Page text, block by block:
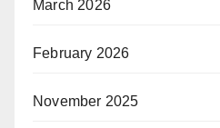
March 2026
February 2026
November 2025